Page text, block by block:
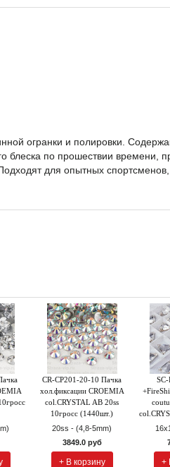
огранки и полировки.
блеска по прошествии времени,
для опытных спортсменов,
CR-CP201-20-10 Пачка
хол.фиксации CROEMIA
col.CRYSTAL AB 20ss
10гросс (1440шт.)
20ss - (4,8-5mm)
3849.0 руб
+ В корзину +